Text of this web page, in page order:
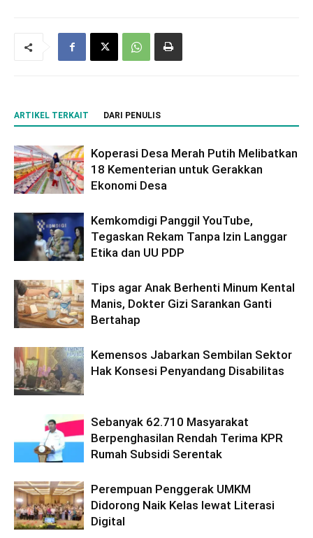
ARTIKEL TERKAIT DARI PENULIS
Koperasi Desa Merah Putih Melibatkan
18 Kementerian untuk Gerakkan
Ekonomi Desa
Kemkomdigi Panggil YouTube,
Tegaskan Rekam Tanpa Izin Langgar
Etika dan UU PDP
Tips agar Anak Berhenti Minum Kental
Manis, Dokter Gizi Sarankan Ganti
Bertahap
Kemensos Jabarkan Sembilan Sektor
Hak Konsesi Penyandang Disabilitas
Sebanyak 62.710 Masyarakat
Berpenghasilan Rendah Terima KPR
Rumah Subsidi Serentak
Perempuan Penggerak UMKM
Didorong Naik Kelas lewat Literasi
Digital